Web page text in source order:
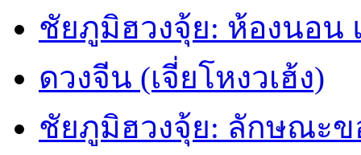
ชัยภูมิฮวงจุ้ย: ห้องนอน
ดวงจีน (เจี่ยโหงวเฮ้ง)
ชัยภูมิฮวงจุ้ย: ลักษณะ